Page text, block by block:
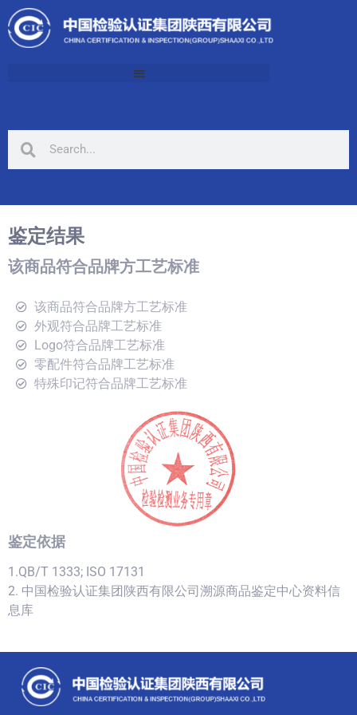
鉴定结果
该商品符合品牌方工艺标准
该商品符合品牌方工艺标准
外观符合品牌工艺标准
Logo符合品牌工艺标准
零配件符合品牌工艺标准
特殊印记符合品牌工艺标准
鉴定依据
1.QB/T 1333; ISO 17131
2. 中国检验认证集团陕西有限公司溯源商品鉴定中心资料信
息库